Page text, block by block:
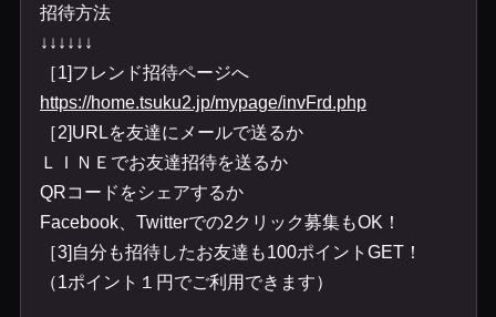
招待方法
↓↓↓↓↓↓
［1]フレンド招待ページへ
https://home.tsuku2.jp/mypage/invFrd.php
［2]URLを友達にメールで送るか
ＬＩＮＥでお友達招待を送るか
QRコードをシェアするか
Facebook
Twitterでの2クリック募集もOK ！
［3]自分も招待したお友達も100ポイント GET ！
（1ポイント１円でご利用できます）